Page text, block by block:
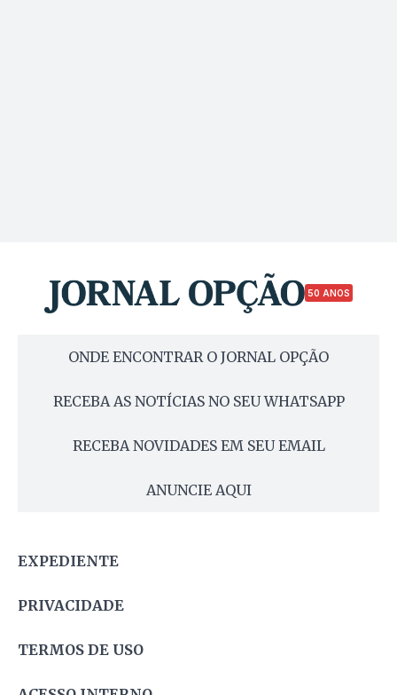
50 ANOS
ONDE ENCONTRAR O JORNAL OPÇÃO
RECEBA AS NOTÍCIAS NO SEU WHATSAPP
RECEBA NOVIDADES EM SEU EMAIL
ANUNCIE AQUI
EXPEDIENTE
PRIVACIDADE
TERMOS DE USO